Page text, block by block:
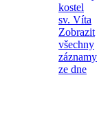
kostel
sv. Víta
Zobrazit
všechny
záznamy
ze dne